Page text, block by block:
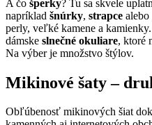
A čo šperky? Tu sa skvele
napríklad šnúrky, strapce alebo
perly, veľké kamene a
dámske slnečné okuliare, ktoré
Na výber je množstvo štýlov.
Mikinové šaty –
Obľúbenosť mikinových šiat